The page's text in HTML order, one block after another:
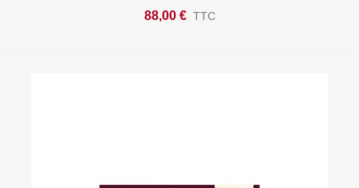
France Chart Pack - Carte Marine Imray
88,00 € TTC